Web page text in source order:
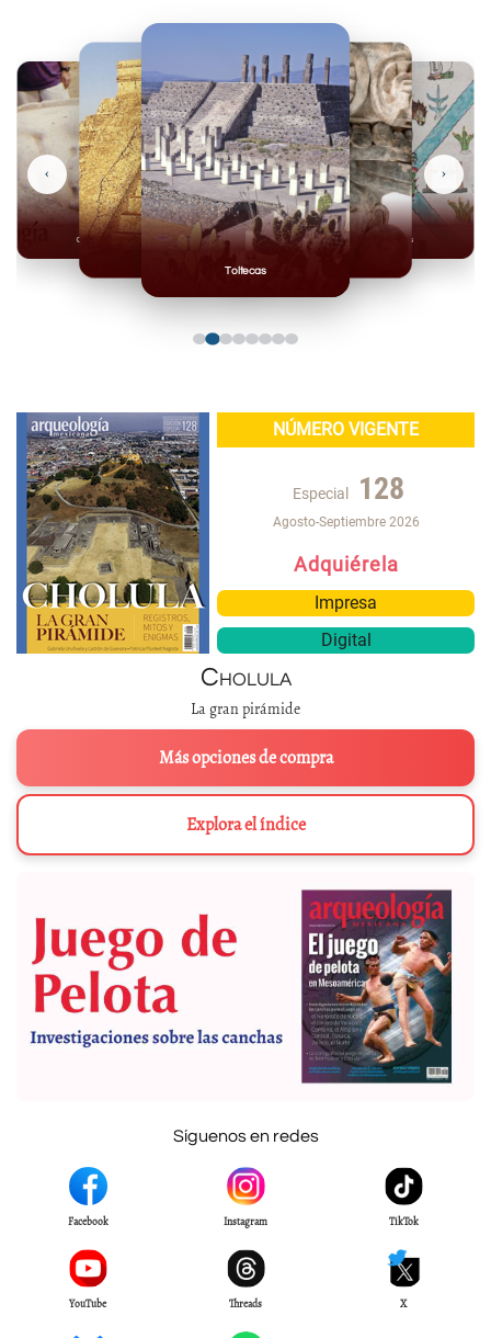
Toltecas
Mexicas
Olmecas
‹ ›
NÚMERO VIGENTE
Especial 128
Agosto-Septiembre 2026
Adquiérela
Impresa
Digital
Cholula
La gran pirámide
Más opciones de compra
Explora el índice
Síguenos en redes
Facebook Instagram TikTok
YouTube Threads X